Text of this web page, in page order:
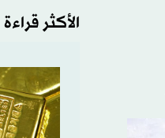
الأكثر قراءة